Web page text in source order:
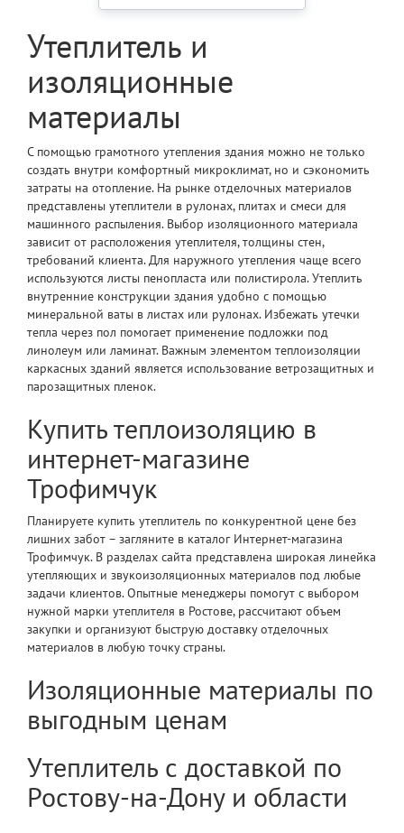
Утеплитель и
изоляционные
материалы
С помощью грамотного утепления здания можно не только
создать внутри комфортный микроклимат, но и сэкономить
затраты на отопление. На рынке отделочных материалов
представлены утеплители в рулонах, плитах и смеси для
машинного распыления. Выбор изоляционного материала
зависит от расположения утеплителя, толщины стен,
требований клиента. Для наружного утепления чаще всего
используются листы пенопласта или полистирола. Утеплить
внутренние конструкции здания удобно с помощью
минеральной ваты в листах или рулонах. Избежать утечки
тепла через пол помогает применение подложки под
линолеум или ламинат. Важным элементом теплоизоляции
каркасных зданий является использование ветрозащитных и
парозащитных пленок.
Купить теплоизоляцию в
интернет-магазине
Трофимчук
Планируете купить утеплитель по конкурентной цене без
лишних забот – загляните в каталог Интернет-магазина
Трофимчук. В разделах сайта представлена широкая линейка
утепляющих и звукоизоляционных материалов под любые
задачи клиентов. Опытные менеджеры помогут с выбором
нужной марки утеплителя в Ростове, рассчитают объем
закупки и организуют быструю доставку отделочных
материалов в любую точку страны.
Изоляционные материалы по
выгодным ценам
Утеплитель с доставкой по
Ростову-на-Дону и области